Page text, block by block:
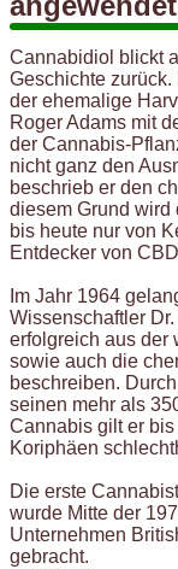
Cannabidiol blickt
Geschichte
der ehemalige
Roger Adams mit
der Cannabis-
nicht ganz den
beschrieb er den
diesem Grund wird
bis heute nur von
Entdecker von
Im Jahr 1964
Wissenschaftler
erfolgreich aus der
sowie auch die
beschreiben.
seinen mehr als
Cannabis gilt er
Koriphäen
Die erste
wurde Mitte der
Unternehmen
gebracht.